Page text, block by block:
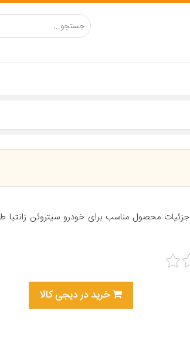
خرید در دیجی کالا